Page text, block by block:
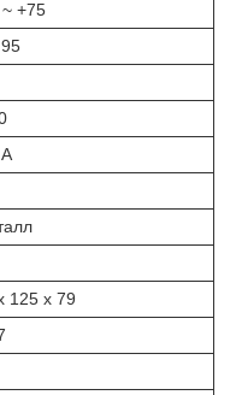
~ +75
95
А
125 x 79